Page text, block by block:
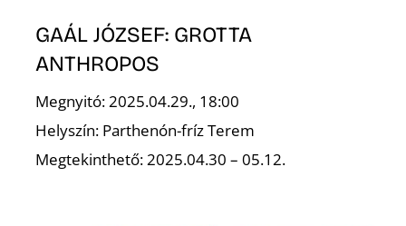
GAÁL JÓZSEF: GROTTA
ANTHROPOS
Megnyitó: 2025.04.29., 18:00
Helyszín: Parthenón-fríz Terem
Megtekinthető: 2025.04.30 – 05.12.